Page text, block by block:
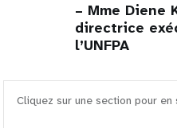
– Mme Diene
directrice
l’UNFPA
Cliquez sur une section pour en